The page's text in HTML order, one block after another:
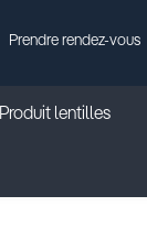
Prendre rendez-vous
Produit lentilles